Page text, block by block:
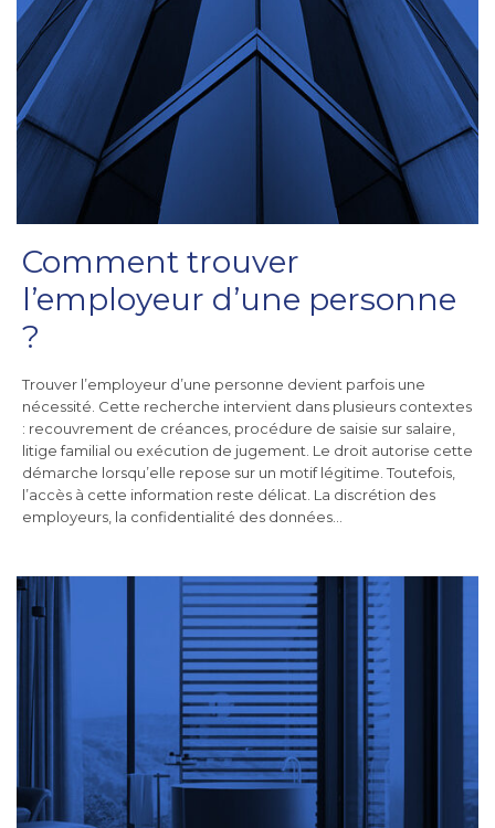
Comment trouver
l’employeur d’une personne
?
Trouver l’employeur d’une personne devient parfois une
nécessité. Cette recherche intervient dans plusieurs contextes
: recouvrement de créances, procédure de saisie sur salaire,
litige familial ou exécution de jugement. Le droit autorise cette
démarche lorsqu’elle repose sur un motif légitime. Toutefois,
l’accès à cette information reste délicat. La discrétion des
employeurs, la confidentialité des données…